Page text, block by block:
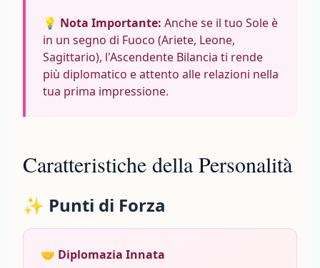
💡 Nota Importante: Anche se il tuo Sole è
in un segno di Fuoco (Ariete, Leone,
Sagittario), l'Ascendente Bilancia ti rende
più diplomatico e attento alle relazioni nella
tua prima impressione.
Caratteristiche della Personalità
✨ Punti di Forza
🤝 Diplomazia Innata